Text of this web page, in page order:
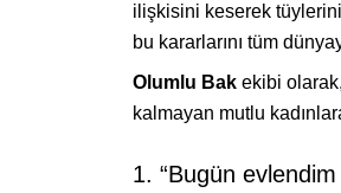
ilişkisini keserek
bu kararlarını tüm
Olumlu Bak ekibi
kalmayan mutlu
1. “Bugün